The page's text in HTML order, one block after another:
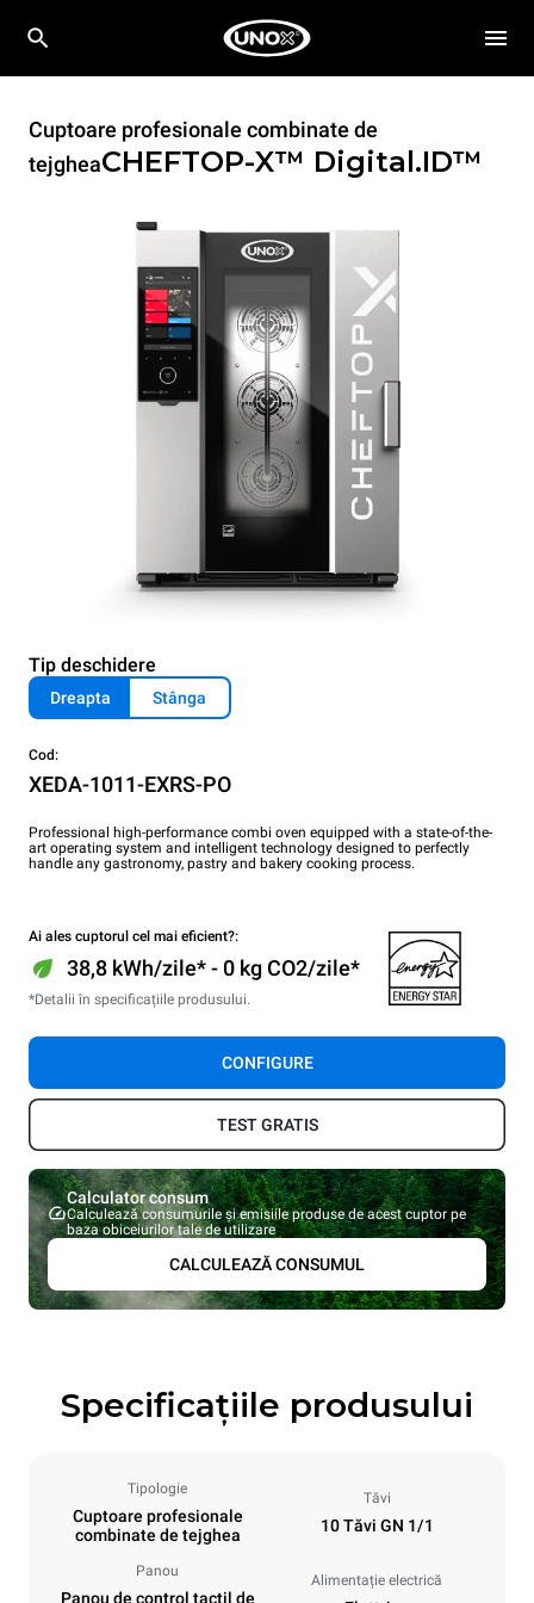
Cuptoare profesionale combinate de
tejgheaCHEFTOP-X™ Digital.ID™
Tip deschidere
Dreapta Stânga
Cod:
XEDA-1011-EXRS-PO
Professional high-performance combi oven equipped with a state-of-the-
art operating system and intelligent technology designed to perfectly
handle any gastronomy, pastry and bakery cooking process.
Ai ales cuptorul cel mai eficient?:
38,8 kWh/zile* - 0 kg CO2/zile*
*Detalii în specificațiile produsului.
CONFIGURE
TEST GRATIS
Calculator consum
Calculează consumurile și emisiile produse de acest cuptor pe
baza obiceiurilor tale de utilizare
CALCULEAZĂ CONSUMUL
Specificațiile produsului
Tipologie
Cuptoare profesionale
combinate de tejghea
Tăvi
10 Tăvi GN 1/1
Panou
Panou de control tactil de
Alimentație electrică